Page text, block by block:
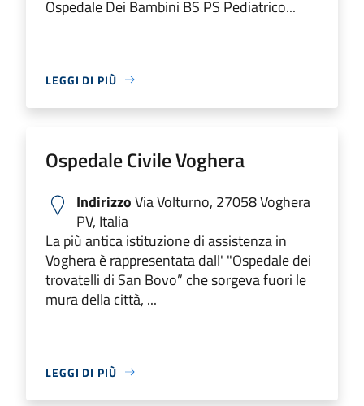
Ospedale Dei Bambini BS PS Pediatrico...
LEGGI DI PIÙ
Ospedale Civile Voghera
IndirizzoVia Volturno, 27058 Voghera
PV, Italia
La più antica istituzione di assistenza in
Voghera è rappresentata dall' "Ospedale dei
trovatelli di San Bovo” che sorgeva fuori le
mura della città, ...
LEGGI DI PIÙ